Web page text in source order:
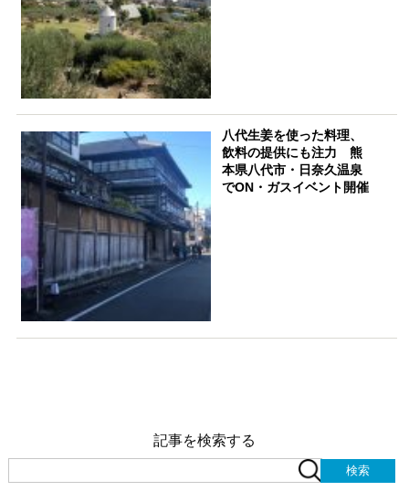
八代生姜を使った料理、
飲料の提供にも注力 熊
本県八代市・日奈久温泉
でON・ガスイベント開催
記事を検索する